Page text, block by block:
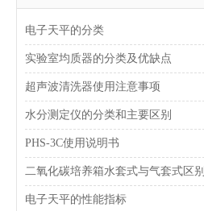
电子天平的分类
实验室均质器的分类及优缺点
超声波清洗器使用注意事项
水分测定仪的分类和主要区别
PHS-3C使用说明书
二氧化碳培养箱水套式与气套式区别
电子天平的性能指标